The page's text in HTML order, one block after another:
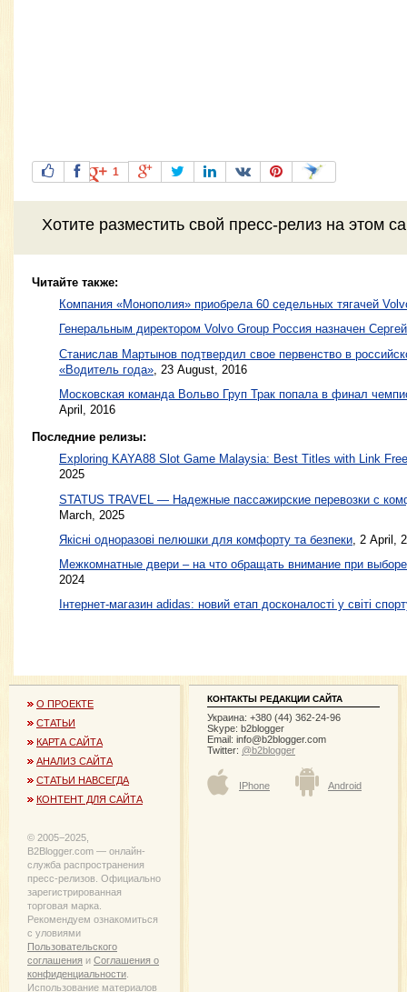
1
Хотите разместить свой пресс-релиз на этом
Читайте также:
Компания «Монополия» приобрела 60 седельных тягачей
Генеральным директором Volvo Group Россия назначен
Станислав Мартынов подтвердил свое первенство в
«Водитель года» 23 August, 2016
Московская команда Вольво Груп Трак попала в финал
April, 2016
Последние релизы:
Exploring KAYA88 Slot Game Malaysia: Best Titles with Link
2025
STATUS TRAVEL — Надежные пассажирские перевозки с
March, 2025
Якісні одноразові пелюшки для комфорту та безпеки , 2 April,
Межкомнатные двери – на что обращать внимание при
2024
Інтернет-магазин adidas: новий етап досконалості у світі
О ПРОЕКТЕ
СТАТЬИ
КАРТА САЙТА
АНАЛИЗ САЙТА
СТАТЬИ НАВСЕГДА
КОНТЕНТ ДЛЯ САЙТА
© 2005−2025,
B2Blogger.com — онлайн-
служба распространения
пресс-релизов. Официально
зарегистрированная
торговая марка.
Рекомендуем ознакомиться
с уловиями
Пользовательского
соглашения и Соглашения о
конфиденциальности
Использование материалов
КОНТАКТЫ РЕДАКЦИИ САЙТА
Украина: +380 (44) 362-24-96
Skype: b2blogger
Email: info@b2blogger.com
Twitter: @b2blogger
IPhone Android